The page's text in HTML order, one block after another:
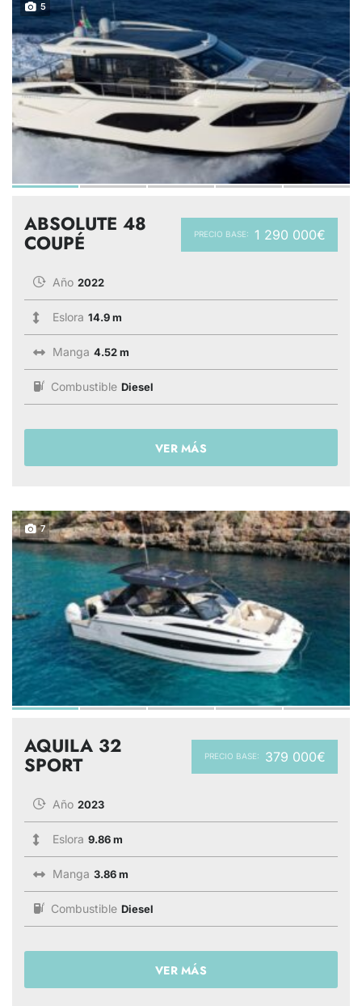
5
PRECIO BASE: 1 290 000€
ABSOLUTE 48
COUPÉ
Año 2022
Eslora 14.9 m
Manga 4.52 m
Combustible Diesel
VER MÁS
7
PRECIO BASE: 379 000€
AQUILA 32
SPORT
Año 2023
Eslora 9.86 m
Manga 3.86 m
Combustible Diesel
VER MÁS